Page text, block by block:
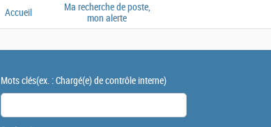
Accueil
Ma recherche de poste,
mon alerte
Mots clés(ex. : Chargé(e) de contrôle interne)